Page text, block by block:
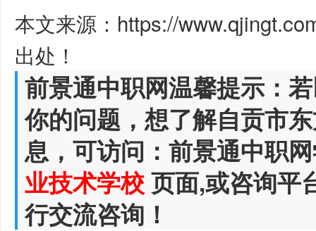
本文来源：https://
出处！
前景通中职网温馨提示：
你的问题，想了解自贡市
息，可访问：前景通中职
业技术学校页面,或咨询平
行交流咨询！